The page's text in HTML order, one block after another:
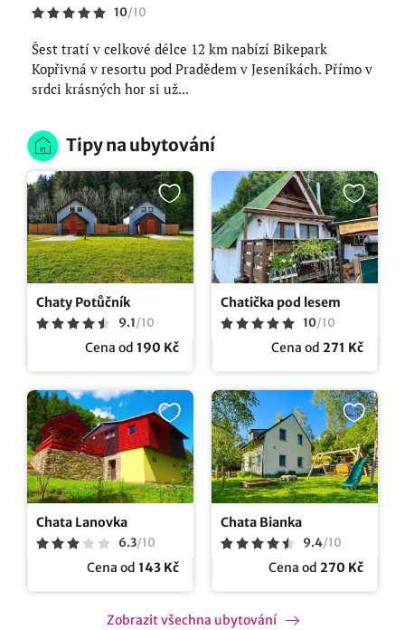
10/10
Šest tratí v celkové délce 12 km nabízí Bikepark
Kopřivná v resortu pod Pradědem v Jeseníkách. Přímo v
srdci krásných hor si už...
Tipy na ubytování
Chaty Potůčník
9.1/10
Cena od 190 Kč
Chatička pod lesem
10/10
Cena od 271 Kč
Chata Lanovka
6.3/10
Cena od 143 Kč
Chata Bianka
9.4/10
Cena od 270 Kč
Zobrazit všechna ubytování